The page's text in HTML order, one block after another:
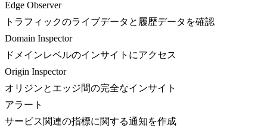
Edge Observer
トラフィックのライブデータと履歴データを確認
Domain Inspector
ドメインレベルのインサイトにアクセス
Origin Inspector
オリジンとエッジ間の完全なインサイト
アラート
サービス関連の指標に関する通知を作成